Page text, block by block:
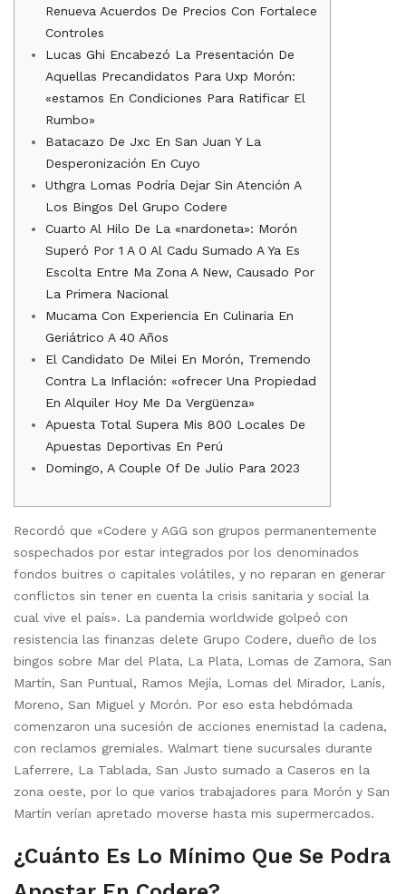
Renueva Acuerdos De Precios Con Fortalece
Controles
Lucas Ghi Encabezó La Presentación De
Aquellas Precandidatos Para Uxp Morón:
«estamos En Condiciones Para Ratificar El
Rumbo»
Batacazo De Jxc En San Juan Y La
Desperonización En Cuyo
Uthgra Lomas Podría Dejar Sin Atención A
Los Bingos Del Grupo Codere
Cuarto Al Hilo De La «nardoneta»: Morón
Superó Por 1 A 0 Al Cadu Sumado A Ya Es
Escolta Entre Ma Zona A New, Causado Por
La Primera Nacional
Mucama Con Experiencia En Culinaria En
Geriátrico A 40 Años
El Candidato De Milei En Morón, Tremendo
Contra La Inflación: «ofrecer Una Propiedad
En Alquiler Hoy Me Da Vergüenza»
Apuesta Total Supera Mis 800 Locales De
Apuestas Deportivas En Perú
Domingo, A Couple Of De Julio Para 2023
Recordó que «Codere y AGG son grupos permanentemente
sospechados por estar integrados por los denominados
fondos buitres o capitales volátiles, y no reparan en generar
conflictos sin tener en cuenta la crisis sanitaria y social la
cual vive el país». La pandemia worldwide golpeó con
resistencia las finanzas delete Grupo Codere, dueño de los
bingos sobre Mar del Plata, La Plata, Lomas de Zamora, San
Martín, San Puntual, Ramos Mejía, Lomas del Mirador, Lanís,
Moreno, San Miguel y Morón. Por eso esta hebdómada
comenzaron una sucesión de acciones enemistad la cadena,
con reclamos gremiales. Walmart tiene sucursales durante
Laferrere, La Tablada, San Justo sumado a Caseros en la
zona oeste, por lo que varios trabajadores para Morón y San
Martín verían apretado moverse hasta mis supermercados.
¿Cuánto Es Lo Mínimo Que Se Podra